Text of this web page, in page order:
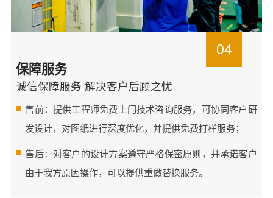
04
保障服务
诚信保障服务 解决客户后顾之忧
售前：提供工程师免费上门技术咨询服务，可协同客户研
发设计，对图纸进行深度优化，并提供免费打样服务；
售后：对客户的设计方案遵守严格保密原则，并承诺客户
由于我方原因操作，可以提供重做替换服务。